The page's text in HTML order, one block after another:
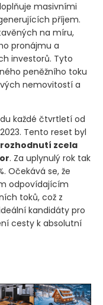
masivními
příjem.
na míru,
pronájmu a
investorů. Tyto
peněžního toku
nemovitostí a
každé čtvrtletí od
Tento reset byl
zcela
. Za uplynulý rok tak
Očekává se, že
odpovídajícím
toků, což z
kandidáty pro
cesty k absolutní
globálních